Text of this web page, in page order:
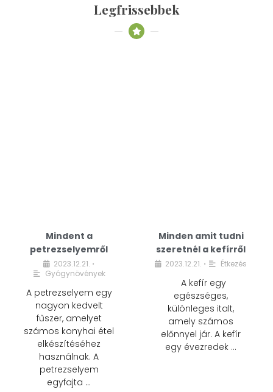
Legfrissebbek
Mindent a
petrezselyemről
2023.12.21. •
Gyógynövények
A petrezselyem egy
nagyon kedvelt
fűszer, amelyet
számos konyhai étel
elkészítéséhez
használnak. A
petrezselyem
egyfajta …
Minden amit tudni
szeretnél a kefírről
2023.12.21. • Étkezés
A kefír egy
egészséges,
különleges italt,
amely számos
előnnyel jár. A kefír
egy évezredek …